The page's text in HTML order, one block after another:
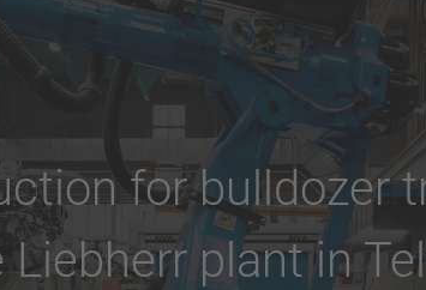
for bulldozer
plant in